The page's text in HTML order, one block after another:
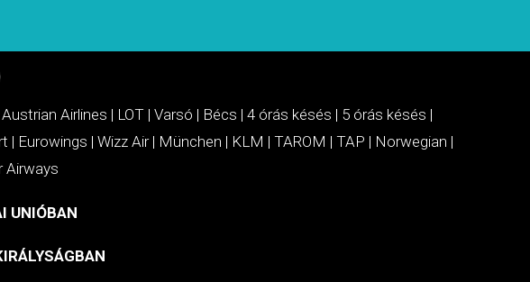
Austrian Airlines | LOT | Varsó | Bécs | 4 órás késés | 5 órás késés |
| Eurowings | Wizz Air| München | KLM | TAROM | TAP | Norwegian |
Airways
UNIÓBAN